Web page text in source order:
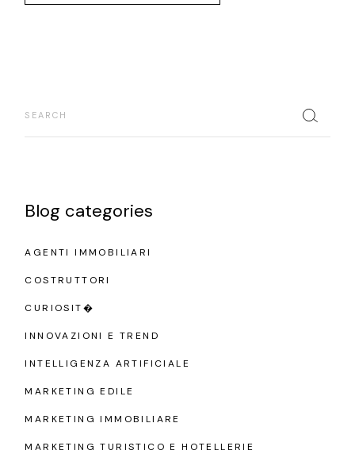
Blog categories
AGENTI IMMOBILIARI
COSTRUTTORI
CURIOSIT�
INNOVAZIONI E TREND
INTELLIGENZA ARTIFICIALE
MARKETING EDILE
MARKETING IMMOBILIARE
MARKETING TURISTICO E HOTELLERIE